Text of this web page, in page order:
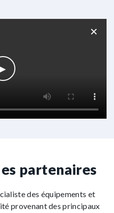
►
✕
partenaires
des équipements et
provenant des principaux